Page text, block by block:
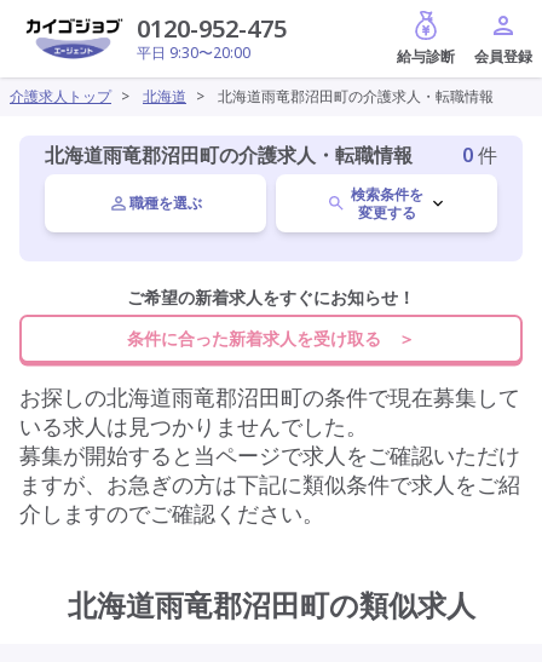
0120-952-475
平日 9:30〜20:00
給与診断
介護求人トップ > 北海道 > 北海道雨竜郡沼田町の介護求人・転職情報
北海道雨竜郡沼田町の介護求人・転職情報 0件
職種を選ぶ
検索条件を
変更する
北海道 変更
雨竜郡沼田町 変更
施設形態を選ぶ
ご希望の新着求人をすぐにお知らせ！
条件に合った新着求人を受け取る ＞
お探しの北海道雨竜郡沼田町の条件で現在募集して
いる求人は見つかりませんでした。
募集が開始すると当ページで求人をご確認いただけ
ますが、お急ぎの方は下記に類似条件で求人をご紹
介しますのでご確認ください。
北海道雨竜郡沼田町の類似求人